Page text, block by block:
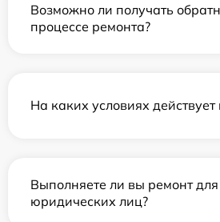
Возможно ли получать
процессе ремонта?
На каких условиях действует
Выполняете ли вы ремонт для
юридических лиц?